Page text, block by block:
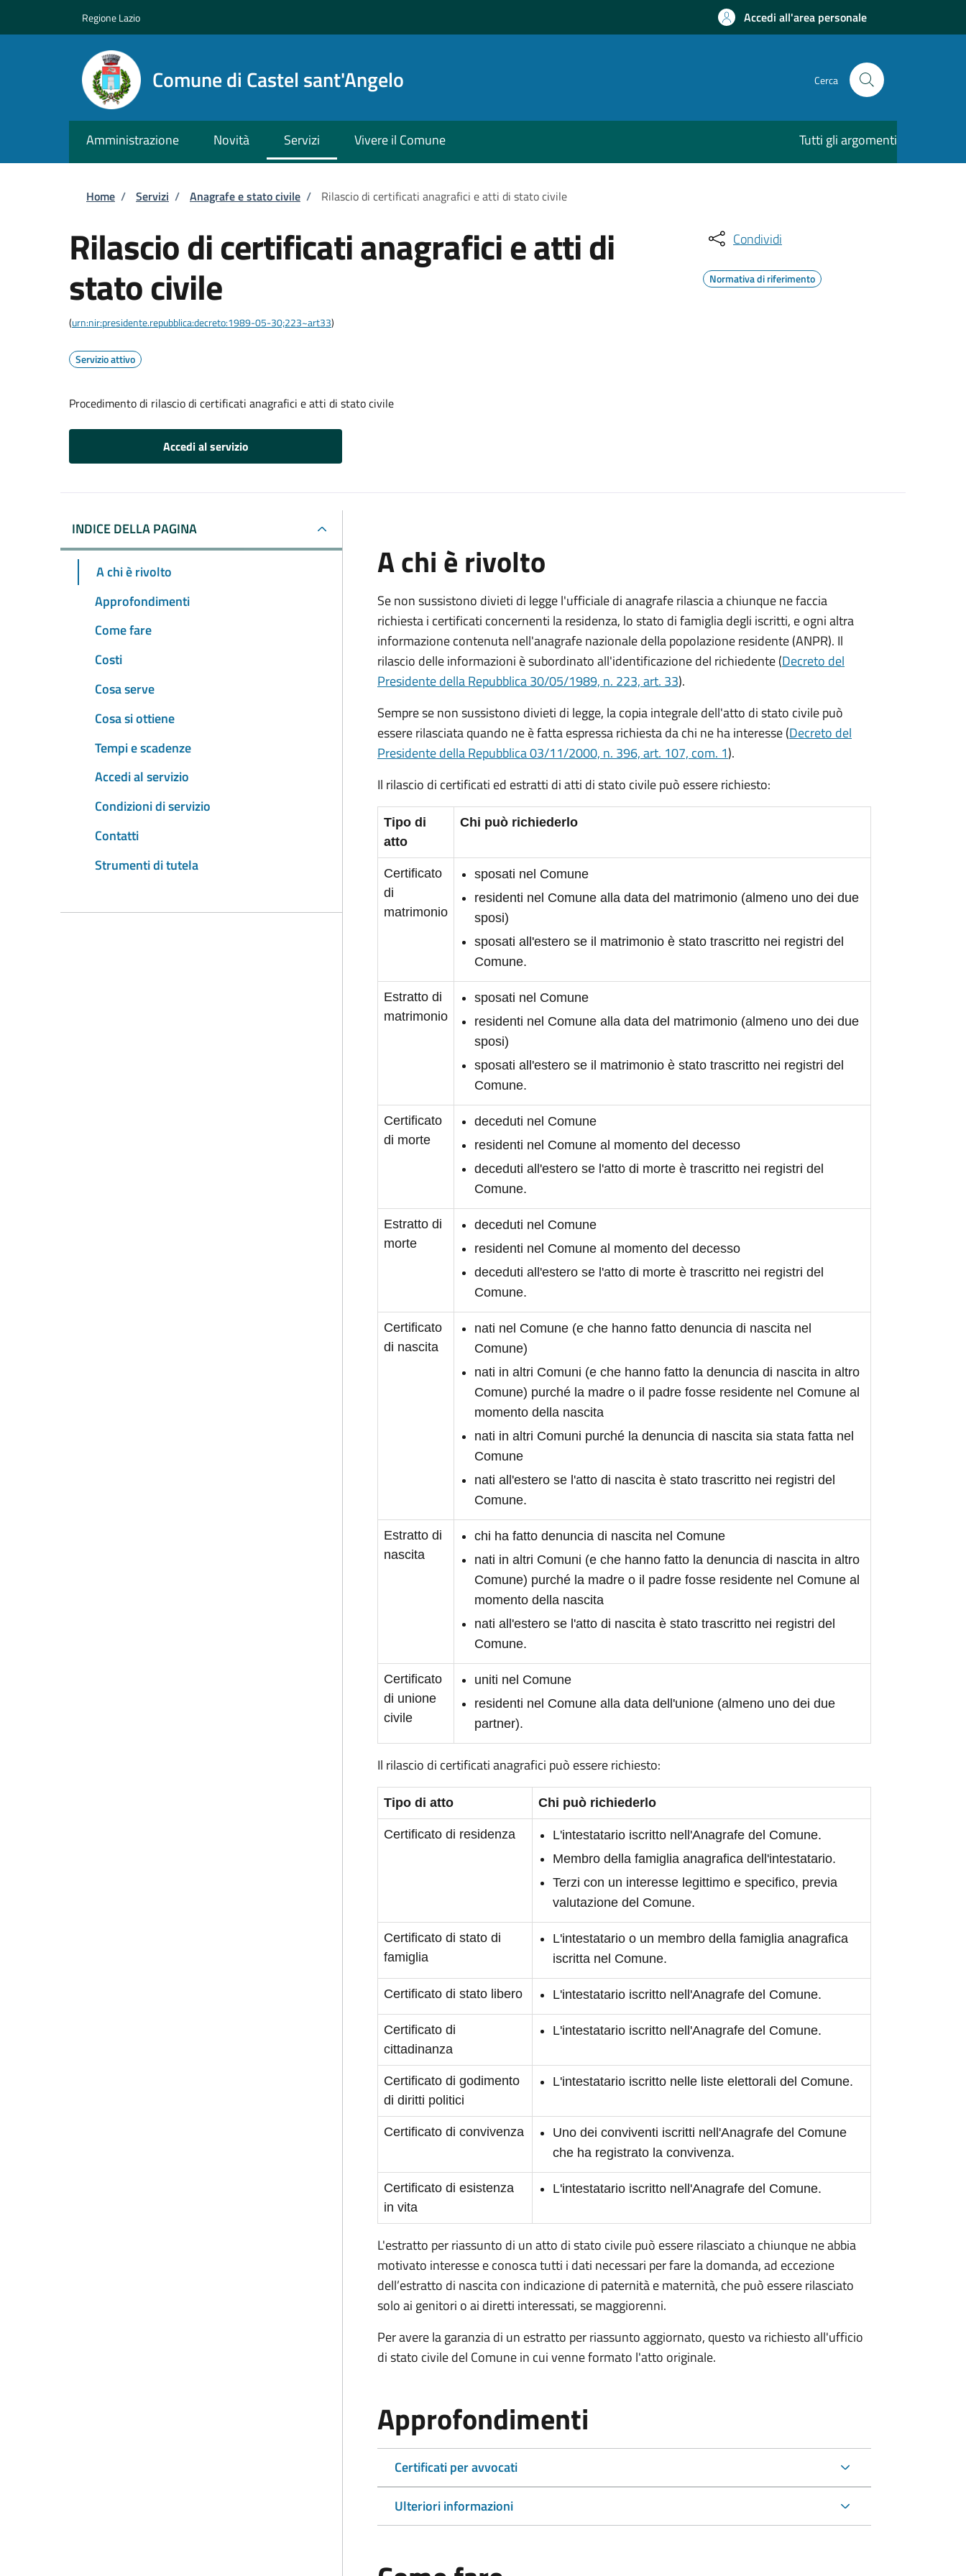
Regione Lazio Accedi all'area personale
Comune di Castel sant'Angelo Cerca
Amministrazione Novità Servizi Vivere il Comune Tutti gli argomenti
Briciole di pane
Home / Servizi / Anagrafe e stato civile / Rilascio di certificati anagrafici e atti di stato civile
Rilascio di certificati anagrafici e atti di
stato civile
(urn:nir:presidente.repubblica:decreto:1989-05-30;223~art33)
Servizio attivo
Procedimento di rilascio di certificati anagrafici e atti di stato civile
Accedi al servizio
Condividi
Normativa di riferimento
INDICE DELLA PAGINA
A chi è rivolto
Approfondimenti
Come fare
Costi
Cosa serve
Cosa si ottiene
Tempi e scadenze
Accedi al servizio
Condizioni di servizio
Contatti
Strumenti di tutela
A chi è rivolto
Se non sussistono divieti di legge l'ufficiale di anagrafe rilascia a chiunque ne faccia
richiesta i certificati concernenti la residenza, lo stato di famiglia degli iscritti, e ogni altra
informazione contenuta nell'anagrafe nazionale della popolazione residente (ANPR). Il
rilascio delle informazioni è subordinato all'identificazione del richiedente (Decreto del
Presidente della Repubblica 30/05/1989, n. 223, art. 33).
Sempre se non sussistono divieti di legge, la copia integrale dell'atto di stato civile può
essere rilasciata quando ne è fatta espressa richiesta da chi ne ha interesse (Decreto del
Presidente della Repubblica 03/11/2000, n. 396, art. 107, com. 1).
Il rilascio di certificati ed estratti di atti di stato civile può essere richiesto:
Tipo di
atto
Chi può richiederlo
Certificato
di
matrimonio
sposati nel Comune
residenti nel Comune alla data del matrimonio (almeno uno dei due
sposi)
sposati all'estero se il matrimonio è stato trascritto nei registri del
Comune.
Estratto di
matrimonio
sposati nel Comune
residenti nel Comune alla data del matrimonio (almeno uno dei due
sposi)
sposati all'estero se il matrimonio è stato trascritto nei registri del
Comune.
Certificato
di morte
deceduti nel Comune
residenti nel Comune al momento del decesso
deceduti all'estero se l'atto di morte è trascritto nei registri del
Comune.
Estratto di
morte
deceduti nel Comune
residenti nel Comune al momento del decesso
deceduti all'estero se l'atto di morte è trascritto nei registri del
Comune.
Certificato
di nascita
nati nel Comune (e che hanno fatto denuncia di nascita nel
Comune)
nati in altri Comuni (e che hanno fatto la denuncia di nascita in altro
Comune) purché la madre o il padre fosse residente nel Comune al
momento della nascita
nati in altri Comuni purché la denuncia di nascita sia stata fatta nel
Comune
nati all'estero se l'atto di nascita è stato trascritto nei registri del
Comune.
Estratto di
nascita
chi ha fatto denuncia di nascita nel Comune
nati in altri Comuni (e che hanno fatto la denuncia di nascita in altro
Comune) purché la madre o il padre fosse residente nel Comune al
momento della nascita
nati all'estero se l'atto di nascita è stato trascritto nei registri del
Comune.
Certificato
di unione
civile
uniti nel Comune
residenti nel Comune alla data dell'unione (almeno uno dei due
partner).
Il rilascio di certificati anagrafici può essere richiesto:
Tipo di atto Chi può richiederlo
Certificato di residenza
L'intestatario iscritto nell'Anagrafe del Comune.
Membro della famiglia anagrafica dell'intestatario.
Terzi con un interesse legittimo e specifico, previa
valutazione del Comune.
Certificato di stato di
famiglia
L'intestatario o un membro della famiglia anagrafica
iscritta nel Comune.
Certificato di stato libero L'intestatario iscritto nell'Anagrafe del Comune.
Certificato di
cittadinanza
L'intestatario iscritto nell'Anagrafe del Comune.
Certificato di godimento
di diritti politici
L'intestatario iscritto nelle liste elettorali del Comune.
Certificato di convivenza
Uno dei conviventi iscritti nell'Anagrafe del Comune
che ha registrato la convivenza.
Certificato di esistenza
in vita
L'intestatario iscritto nell'Anagrafe del Comune.
L'estratto per riassunto di un atto di stato civile può essere rilasciato a chiunque ne abbia
motivato interesse e conosca tutti i dati necessari per fare la domanda, ad eccezione
dell’estratto di nascita con indicazione di paternità e maternità, che può essere rilasciato
solo ai genitori o ai diretti interessati, se maggiorenni.
Per avere la garanzia di un estratto per riassunto aggiornato, questo va richiesto all'ufficio
di stato civile del Comune in cui venne formato l'atto originale.
Approfondimenti
Certificati per avvocati
Ulteriori informazioni